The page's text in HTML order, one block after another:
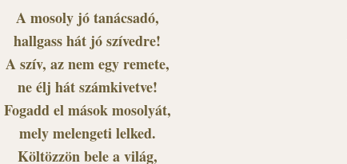
A mosoly jó tanácsadó,
hallgass hát jó szívedre!
A szív, az nem egy remete,
ne élj hát számkivetve!
Fogadd el mások mosolyát,
mely melengeti lelked.
Költözzön bele a világ,